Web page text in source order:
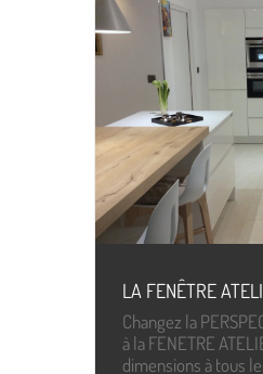
LA FENÊTRE
Changez la
à la FENETRE
dimensions à tous